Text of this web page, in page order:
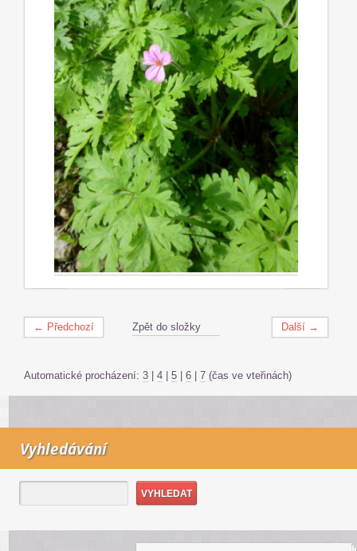
← Předchozí Další →
Zpět do složky
Automatické procházení: 3 4 5 6 7 (čas ve vteřinách)
Vyhledávání